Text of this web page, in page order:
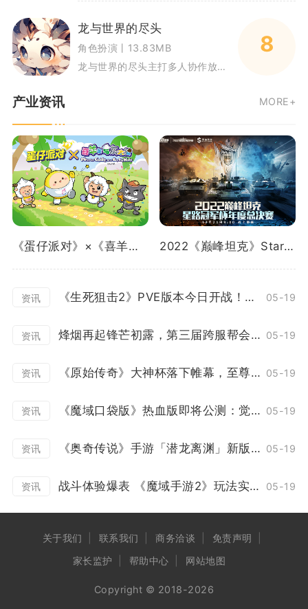
龙与世界的尽头
角色扮演丨13.83MB
龙与世界的尽头主打多人协作放置冒险，融合挂机养成与策略组队玩法。玩家选择影卫、元素使、神谕者三类职业之一，组建三人小队持
8
产业资讯 MORE+
《蛋仔派对》×《喜羊羊与灰太狼》重磅联动曝光！ 2022《巅峰坦克》Star Road星路冠军杯总决赛12.24开启！
资讯 《生死狙击2》PVE版本今日开战！花式协作冒险 05-19
资讯 烽烟再起锋芒初露，第三届跨服帮会联赛正式打响！ 05-19
资讯 《原始传奇》大神杯落下帷幕，至尊战队上演百战不灭！ 05-19
资讯 《魔域口袋版》热血版即将公测：觉醒突破赛事升级 欧皇大奖等你来领！ 05-19
资讯 《奥奇传说》手游「潜龙离渊」新版本12月23日开启 05-19
资讯 战斗体验爆表 《魔域手游2》玩法实机演示泄露 05-19
关于我们 联系我们 商务洽谈
免责声明
家长监护
帮助中心 网站地图
Copyright © 2018-2026